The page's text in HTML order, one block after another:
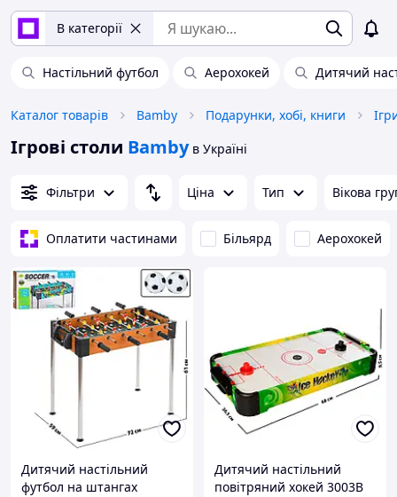
В категорії
Настільний футбол Аерохокей Дитячий
Каталог товарів Bamby Подарунки, хобі, книги
Ігрові столи Bamby в Україні
Фільтри Ціна Тип Вікова
Оплатити частинами Більярд Аерохокей
Дитячий настільний
футбол на штангах
Дитячий настільний
повітряний хокей 3003B